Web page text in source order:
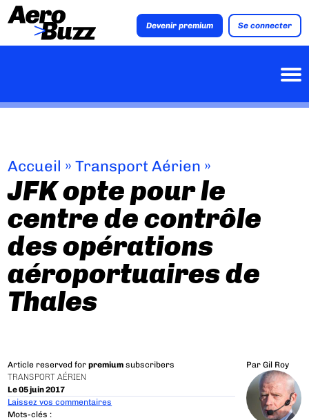
Devenir premium Se connecter
Accueil »Transport Aérien »
JFK opte pour le
centre de contrôle
des opérations
aéroportuaires de
Thales
Article reserved forpremium subscribers
TRANSPORT AÉRIEN
Le 05 juin 2017
Par Gil Roy
Laissez vos commentaires
Mots-clés :